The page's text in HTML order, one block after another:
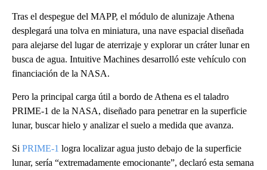
Tras el despegue del MAPP, el módulo de alunizaje Athena
desplegará una tolva en miniatura, una nave espacial diseñada
para alejarse del lugar de aterrizaje y explorar un cráter lunar en
busca de agua. Intuitive Machines desarrolló este vehículo con
financiación de la NASA.
Pero la principal carga útil a bordo de Athena es el taladro
PRIME-1 de la NASA, diseñado para penetrar en la superficie
lunar, buscar hielo y analizar el suelo a medida que avanza.
Si PRIME-1 logra localizar agua justo debajo de la superficie
lunar, sería “extremadamente emocionante”, declaró esta semana